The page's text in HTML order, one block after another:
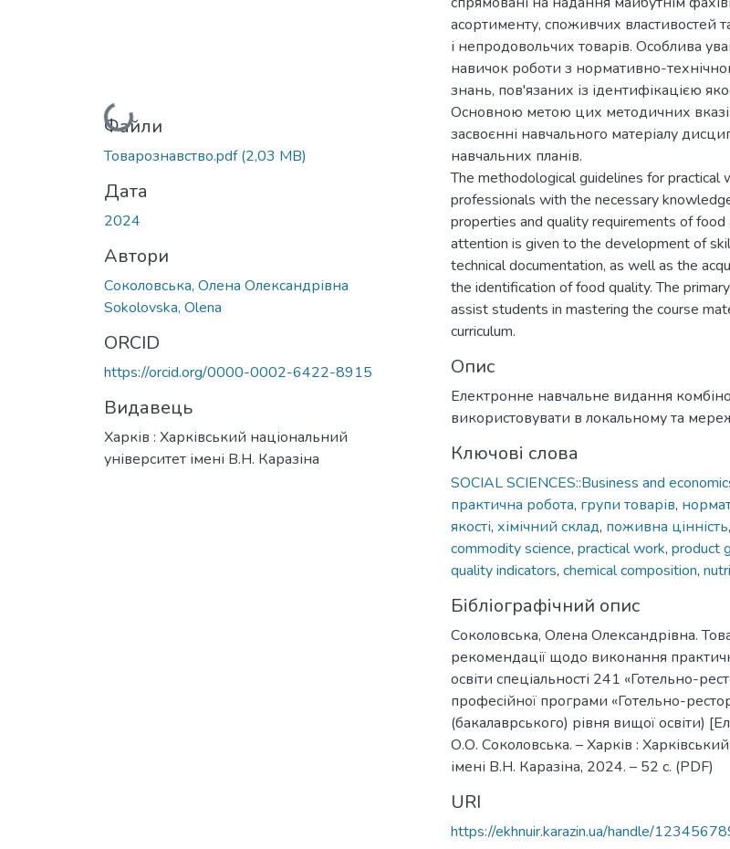
Вантажиться...
Файли
Товарознавство.pdf(2,03 MB)
Дата
2024
Автори
Соколовська, Олена Олександрівна
Sokolovska, Olena
ORCID
https://orcid.org/0000-0002-6422-8915
Видавець
Харків : Харківський національний
університет імені В.Н. Каразіна
асортименту, споживчих властивостей
і непродовольчих товарів. Особлива
навичок роботи з нормативно-
знань, пов'язаних із ідентифікацією
Основною метою цих методичних
засвоєнні навчального матеріалу
навчальних планів.
The methodological guidelines for practical
professionals with the necessary
properties and quality requirements of
attention is given to the development of
technical documentation, as well as the
the identification of food quality. The
assist students in mastering the course
curriculum.
Опис
Електронне навчальне видання
використовувати в локальному та
Ключові слова
SOCIAL SCIENCES::Business and
практична робота, групи товарів,
якості, хімічний склад, поживна цінність,
сommodity science, practical work, product
quality indicators, chemical composition,
Бібліографічний опис
Соколовська, Олена Олександрівна.
рекомендації щодо виконання
освіти спеціальності 241 «Готельно-
професійної програми «Готельно-
(бакалаврського) рівня вищої освіти)
О.О. Соколовська. – Харків :
імені В.Н. Каразіна, 2024. – 52 с. (PDF)
URI
https://ekhnuir.karazin.ua/handle/